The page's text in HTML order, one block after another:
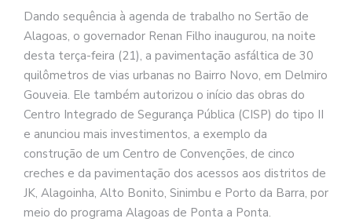
Dando sequência à agenda de trabalho no Sertão de
Alagoas, o governador Renan Filho inaugurou, na noite
desta terça-feira (21), a pavimentação asfáltica de 30
quilômetros de vias urbanas no Bairro Novo, em Delmiro
Gouveia. Ele também autorizou o início das obras do
Centro Integrado de Segurança Pública (CISP) do tipo II
e anunciou mais investimentos, a exemplo da
construção de um Centro de Convenções, de cinco
creches e da pavimentação dos acessos aos distritos de
JK, Alagoinha, Alto Bonito, Sinimbu e Porto da Barra, por
meio do programa Alagoas de Ponta a Ponta.